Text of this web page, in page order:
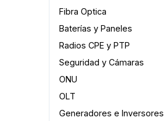
Fibra Optica
Baterías y Paneles
Radios CPE y PTP
Seguridad y Cámaras
ONU
OLT
Generadores e Inversores